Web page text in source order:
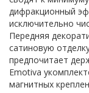
дифракционный
исключительно
Передняя
сатиновую
предпочитает
Emotiva
магнитных